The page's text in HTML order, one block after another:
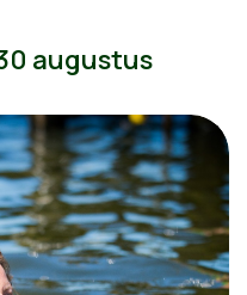
augustus